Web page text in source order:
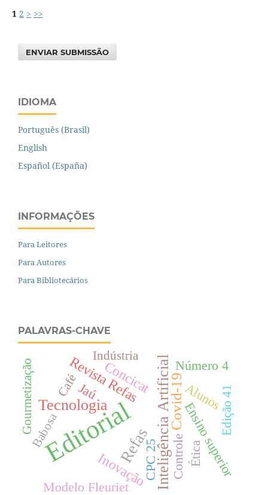
1 2 > >>
ENVIAR SUBMISSÃO
IDIOMA
Português (Brasil)
English
Español (España)
INFORMAÇÕES
Para Leitores
Para Autores
Para Bibliotecários
PALAVRAS-CHAVE
EditorialRefasInteligência Artificial
Tecnologia Covid-19
Revista Refas
Inovação
Concicat
CPC 25
Jaú Alunos
Modelo Fleuriet
Ensino superior
Número 4
Controle Ética
Indústria
Babosa Edição 41
Gourmetização Café